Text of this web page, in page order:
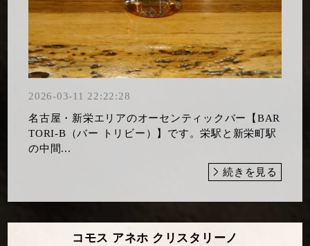
2026-03-11 22:22:28
名古屋・新栄エリアのオーセンティックバー【BAR
TORI-B（バー トリビー）】です。栄駅と新栄町駅
の中間...
続きを見る
コモス アネホ クリスタリーノ